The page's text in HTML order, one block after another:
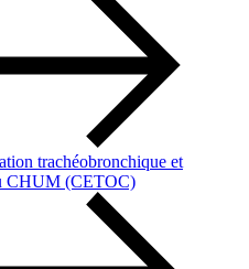
trachéobronchique et
CHUM (CETOC)